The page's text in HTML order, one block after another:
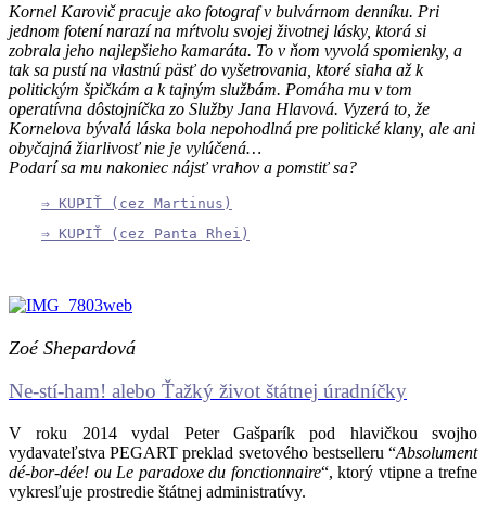
Kornel Karovič pracuje ako fotograf v bulvárnom denníku. Pri
jednom fotení narazí na mŕtvolu svojej životnej lásky, ktorá si
zobrala jeho najlepšieho kamaráta. To v ňom vyvolá spomienky, a
tak sa pustí na vlastnú päsť do vyšetrovania, ktoré siaha až k
politickým špičkám a k tajným službám. Pomáha mu v tom
operatívna dôstojníčka zo Služby Jana Hlavová. Vyzerá to, že
Kornelova bývalá láska bola nepohodlná pre politické klany, ale ani
obyčajná žiarlivosť nie je vylúčená…
Podarí sa mu nakoniec nájsť vrahov a pomstiť sa?
⇒ KUPIŤ (cez Martinus)
⇒ KUPIŤ (cez Panta Rhei)
Zoé Shepardová
Ne-stí-ham! alebo Ťažký život štátnej úradníčky
V roku 2014 vydal Peter Gašparík pod hlavičkou svojho
vydavateľstva PEGART preklad svetového bestselleru “Absolument
dé-bor-dée! ou Le paradoxe du fonctionnaire“, ktorý vtipne a trefne
vykresľuje prostredie štátnej administratívy.